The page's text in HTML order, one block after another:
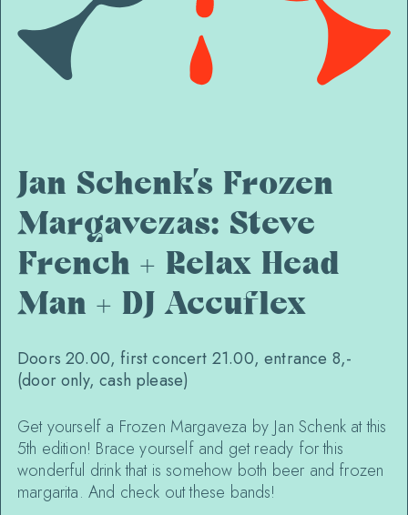
Jan Schenk’s Frozen
Margavezas: Steve
French + Relax Head
Man + DJ Accuflex
Doors 20.00, first concert 21.00, entrance 8,-
(door only, cash please)
Get yourself a Frozen Margaveza by Jan Schenk at this
5th edition! Brace yourself and get ready for this
wonderful drink that is somehow both beer and frozen
margarita. And check out these bands!